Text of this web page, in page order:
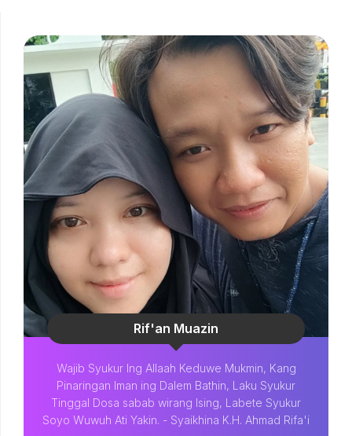
Rif'an Muazin
Wajib Syukur Ing Allaah Keduwe Mukmin, Kang
Pinaringan Iman ing Dalem Bathin, Laku Syukur
Tinggal Dosa sabab wirang Ising, Labete Syukur
Soyo Wuwuh Ati Yakin. - Syaikhina K.H. Ahmad Rifa'i